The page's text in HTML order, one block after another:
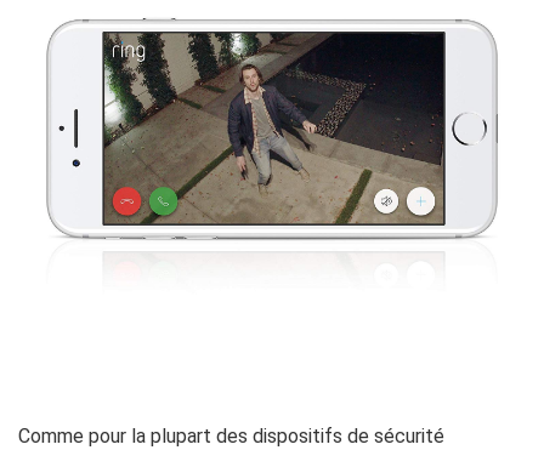
Comme pour la plupart des dispositifs de sécurité